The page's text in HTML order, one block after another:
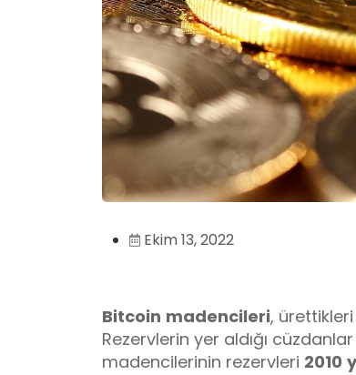
Ekim 13, 2022
Bitcoin madencileri,
Rezervlerin yer aldığı
madencilerinin rezervleri 2010